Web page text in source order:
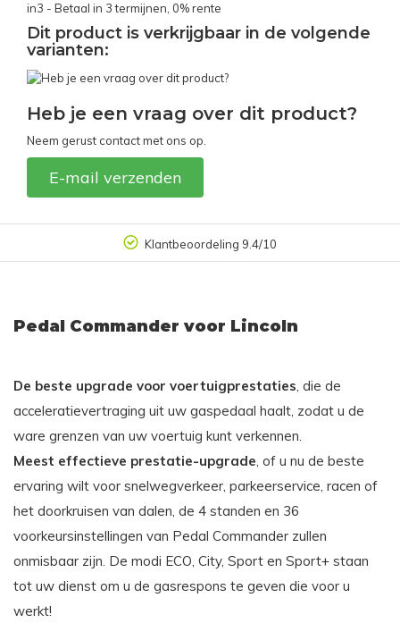
in3 - Betaal in 3 termijnen, 0% rente
Dit product is verkrijgbaar in de volgende
varianten:
Heb je een vraag over dit product?
Neem gerust contact met ons op.
E-mail verzenden
14 dagen retourgarantie | 30 dagen gratis omruilen
Pedal Commander voor Lincoln
De beste upgrade voor voertuigprestaties , die de
acceleratievertraging uit uw gaspedaal haalt, zodat u de
ware grenzen van uw voertuig kunt verkennen.
Meest effectieve prestatie-upgrade , of u nu de beste
ervaring wilt voor snelwegverkeer, parkeerservice, racen of
het doorkruisen van dalen, de 4 standen en 36
voorkeursinstellingen van Pedal Commander zullen
onmisbaar zijn. De modi ECO, City, Sport en Sport+ staan
tot uw dienst om u de gasrespons te geven die voor u
werkt!